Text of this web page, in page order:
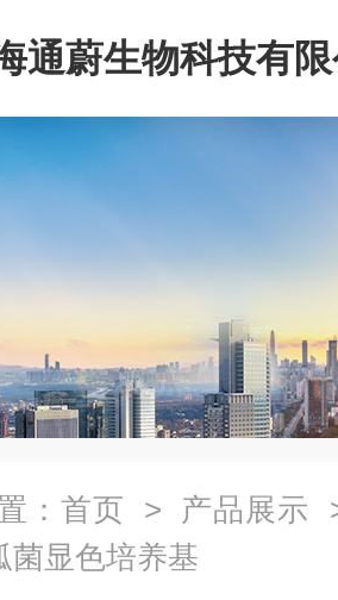
通蔚生物科技有
： 首页 > 产品展示
菌显色培养基